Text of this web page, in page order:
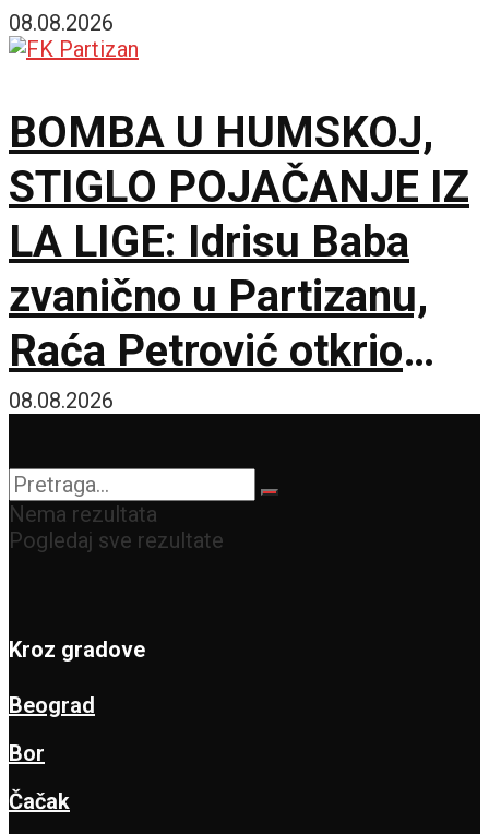
fantastičnih 300.000
08.08.2026
BOMBA U HUMSKOJ,
STIGLO POJAČANJE IZ
LA LIGE: Idrisu Baba
zvanično u Partizanu,
Raća Petrović otkrio
pozadinu pregovora!
08.08.2026
Nema rezultata
Pogledaj sve rezultate
Kroz gradove
Beograd
Bor
Čačak